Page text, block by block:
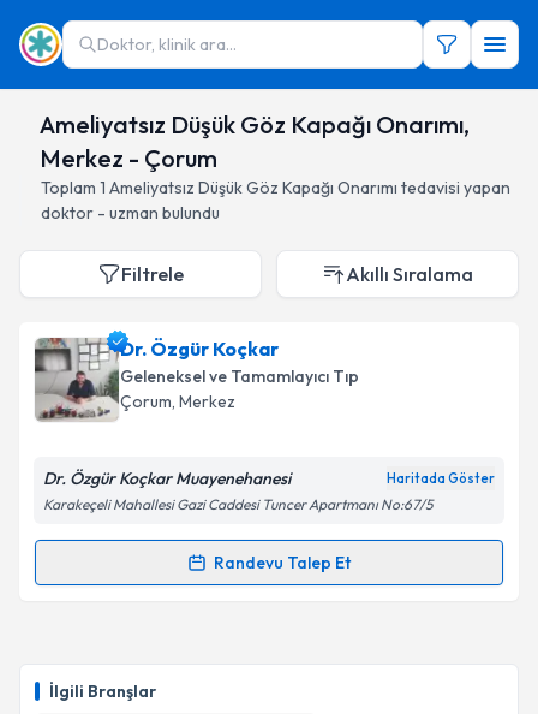
Doktor, klinik ara...
Ameliyatsız Düşük Göz Kapağı Onarımı,
Merkez - Çorum
Toplam 1 Ameliyatsız Düşük Göz Kapağı Onarımı tedavisi yapan
doktor - uzman bulundu
İlgili Branşlar
Filtrele Akıllı Sıralama
Dr. Özgür Koçkar
Geleneksel ve Tamamlayıcı Tıp
Çorum, Merkez
Dr. Özgür Koçkar Muayenehanesi Haritada Göster
Karakeçeli Mahallesi Gazi Caddesi Tuncer Apartmanı No:67/5
Randevu Talep Et
Randevu Takvimi Talebi
takvim hazırlandığında e-posta ile bilgilendireceğiz.